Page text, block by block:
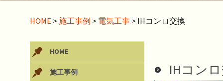
HOME > 施工事例 > 電気工事 > IHコンロ交換
IHコン
HOME
施工事例